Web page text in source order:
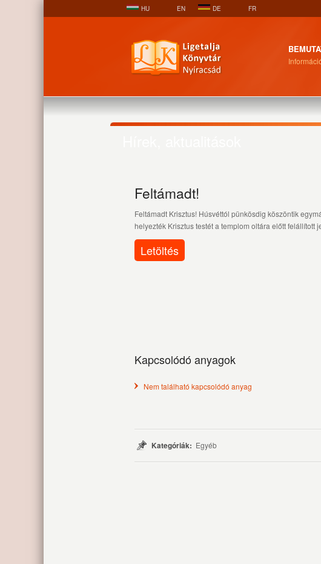
HU EN DE FR
Feltámadt!
Feltámadt Krisztus! Húsvéttól pünkösdig köszöntik
helyezték Krisztus testét a templom oltára előtt felállított
Letöltés
Kapcsolódó anyagok
Nem található kapcsolódó anyag
Kategóriák: Egyéb